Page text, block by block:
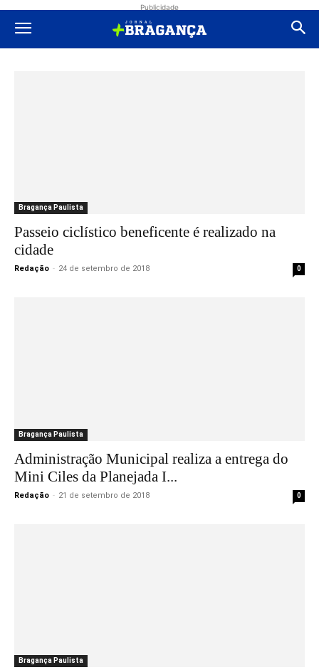
Publicidade
Bragança Paulista
Passeio ciclístico beneficente é realizado na
cidade
Redação - 24 de setembro de 2018 0
Bragança Paulista
Administração Municipal realiza a entrega do
Mini Ciles da Planejada I...
Redação - 21 de setembro de 2018 0
Bragança Paulista